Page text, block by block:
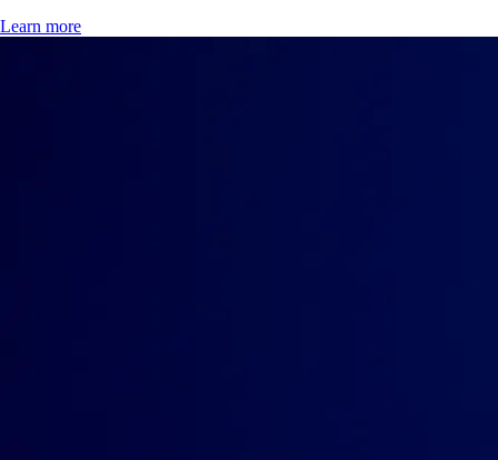
Learn more